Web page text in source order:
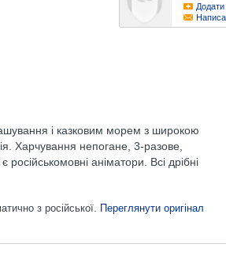
Додати
і казковим морем з широкою
Харчування непогане, 3-разове,
аніматори. Всі дрібні
з російської. Переглянути оригінал